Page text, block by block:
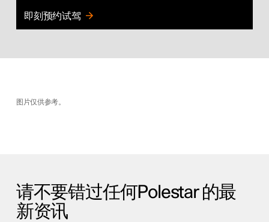
即刻预约试驾
图片仅供参考。
请不要错过任何Polestar 的最
新资讯